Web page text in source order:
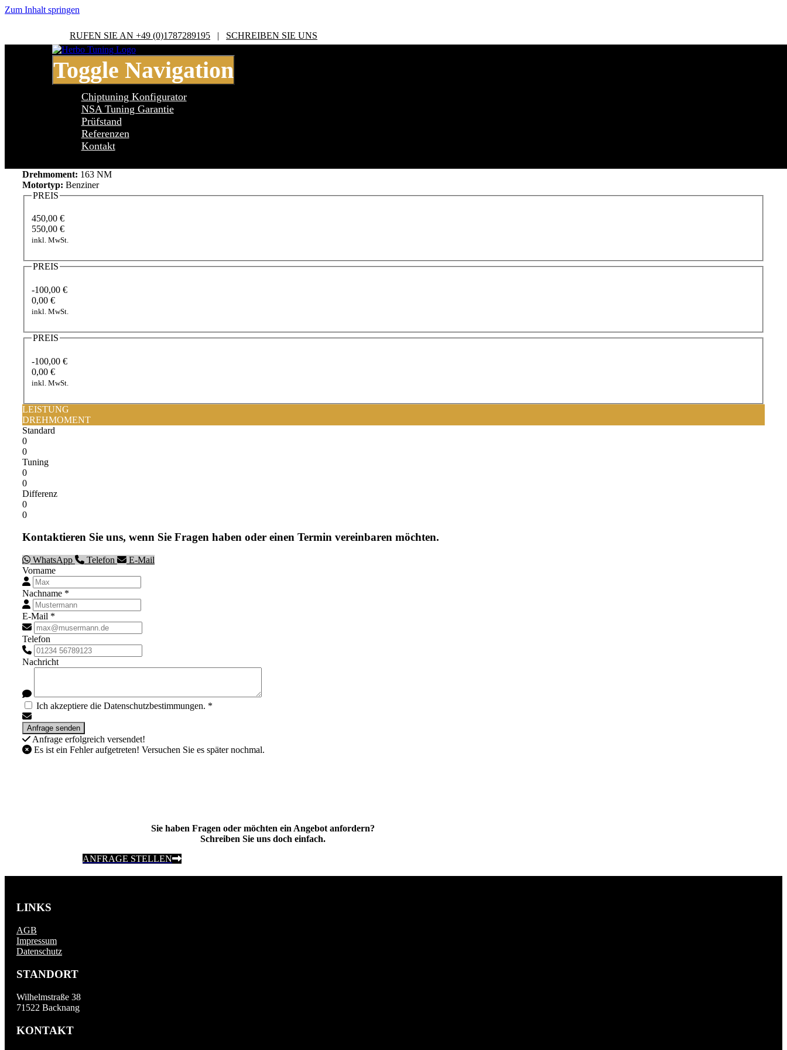
Zum Inhalt springen
RUFEN SIE AN +49 (0)1787289195 | SCHREIBEN SIE UNS
Toggle Navigation
Chiptuning Konfigurator
NSA Tuning Garantie
Prüfstand
Referenzen
Kontakt
Alfa Romeo 155 167 155 1.8 TS
Drehmoment: 163 NM
Motortyp: Benziner
PREIS
450,00 €
550,00 €
inkl. MwSt.
PREIS
-100,00 €
0,00 €
inkl. MwSt.
PREIS
-100,00 €
0,00 €
inkl. MwSt.
LEISTUNG
DREHMOMENT
Standard
0
0
Tuning
0
0
Differenz
0
0
Kontaktieren Sie uns, wenn Sie Fragen haben oder einen Termin vereinbaren möchten.
WhatsApp Telefon
E-Mail
Vorname
Nachname *
E-Mail *
Telefon
Nachricht
Ich akzeptiere die Datenschutzbestimmungen. *
Anfrage erfolgreich versendet!
Es ist ein Fehler aufgetreten! Versuchen Sie es später nochmal.
Sie haben Fragen oder möchten ein Angebot anfordern?
Schreiben Sie uns doch einfach.
ANFRAGE STELLEN
LINKS
AGB
Impressum
Datenschutz
STANDORT
Wilhelmstraße 38
71522 Backnang
KONTAKT